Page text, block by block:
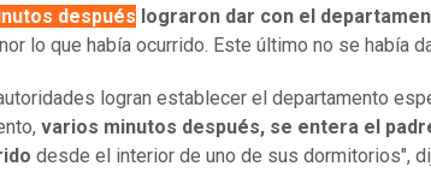
después lograron dar con el
lo que había ocurrido. Este último no se había
logran establecer el departamento
varios minutos después, se entera el
desde el interior de uno de sus dormitorios",